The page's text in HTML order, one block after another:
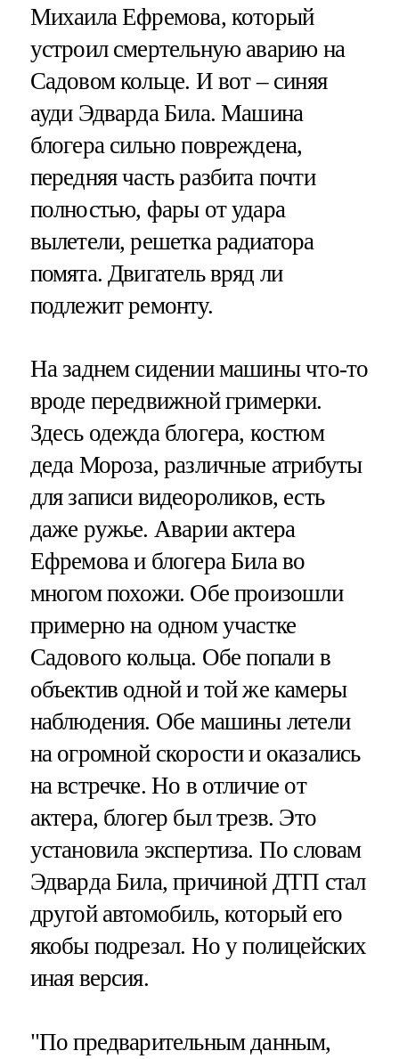
Михаила Ефремова, который
устроил смертельную аварию на
Садовом кольце. И вот – синяя
ауди Эдварда Била. Машина
блогера сильно повреждена,
передняя часть разбита почти
полностью, фары от удара
вылетели, решетка радиатора
помята. Двигатель вряд ли
подлежит ремонту.
На заднем сидении машины что-то
вроде передвижной гримерки.
Здесь одежда блогера, костюм
деда Мороза, различные атрибуты
для записи видеороликов, есть
даже ружье. Аварии актера
Ефремова и блогера Била во
многом похожи. Обе произошли
примерно на одном участке
Садового кольца. Обе попали в
объектив одной и той же камеры
наблюдения. Обе машины летели
на огромной скорости и оказались
на встречке. Но в отличие от
актера, блогер был трезв. Это
установила экспертиза. По словам
Эдварда Била, причиной ДТП стал
другой автомобиль, который его
якобы подрезал. Но у полицейских
иная версия.
"По предварительным данным,